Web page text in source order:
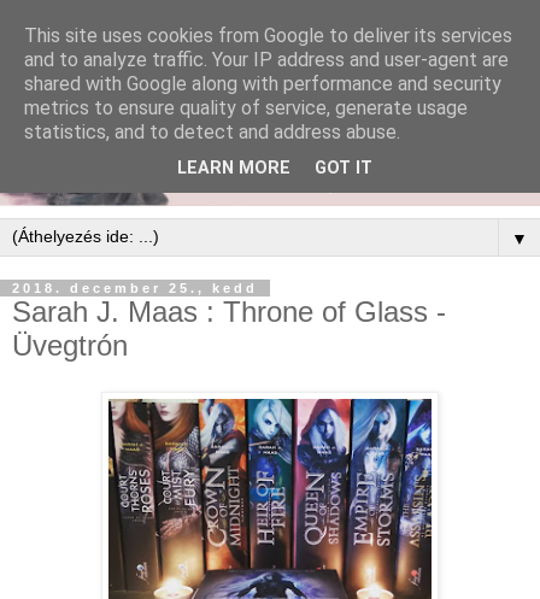
▼
2018. december 25., kedd
Sarah J. Maas : Throne of Glass -
Üvegtrón
This site uses cookies from Google to deliver its services
and to analyze traffic. Your IP address and user-agent are
shared with Google along with performance and security
metrics to ensure quality of service, generate usage
statistics, and to detect and address abuse.
LEARN MORE GOT IT